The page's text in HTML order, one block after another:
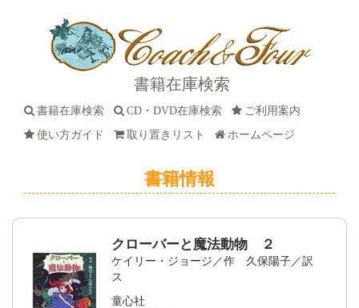
書籍在庫検索
書籍在庫検索 CD・DVD在庫検索
ご利用案内
使い方ガイド
取り置きリスト ホームページ
書籍情報
クローバーと魔法動物 ２
ケイリー・ジョージ／作 久保陽子／訳
ス
童心社